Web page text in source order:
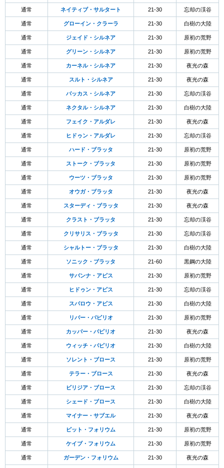
通常 ネイティブ・サルタート 21-30 忘却の渓谷
通常 グローイン・クラーラ 21-30 白樹の大陸
通常 ジェイド・シルネア 21-30 原初の荒野
通常 グリーン・シルネア 21-30 原初の荒野
通常 カーネル・シルネア 21-30 夜光の森
通常 スルト・シルネア 21-30 夜光の森
通常 バッカス・シルネア 21-30 忘却の渓谷
通常 ネクタル・シルネア 21-30 白樹の大陸
通常 フェイク・アルダレ 21-30 夜光の森
通常 ヒドゥン・アルダレ 21-30 忘却の渓谷
通常 ハード・ブラッタ 21-30 原初の荒野
通常 ストーク・ブラッタ 21-30 原初の荒野
通常 ウーツ・ブラッタ 21-30 原初の荒野
通常 オウガ・ブラッタ 21-30 夜光の森
通常 スターディ・ブラッタ 21-30 夜光の森
通常 クラスト・ブラッタ 21-30 忘却の渓谷
通常 クリサリス・ブラッタ 21-30 忘却の渓谷
通常 シャルトー・ブラッタ 21-30 白樹の大陸
通常 ソニック・ブラッタ 21-60 黒鋼の大陸
通常 サバンナ・アピス 21-30 原初の荒野
通常 ヒドゥン・アピス 21-30 忘却の渓谷
通常 スパロウ・アピス 21-30 白樹の大陸
通常 リバー・パピリオ 21-30 原初の荒野
通常 カッパー・パピリオ 21-30 夜光の森
通常 ウィッチ・パピリオ 21-30 白樹の大陸
通常 ソレント・ブロース 21-30 原初の荒野
通常 テラー・ブロース 21-30 夜光の森
通常 ビリジア・ブロース 21-30 忘却の渓谷
通常 シェード・ブロース 21-30 白樹の大陸
通常 マイナー・サブエル 21-30 夜光の森
通常 ピット・フォリウム 21-30 原初の荒野
通常 ケイブ・フォリウム 21-30 原初の荒野
通常 ガーデン・フォリウム 21-30 夜光の森